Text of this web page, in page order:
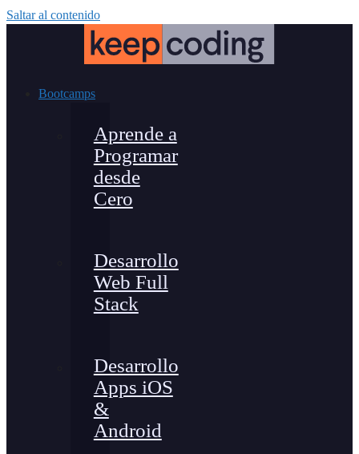
Saltar al contenido
Bootcamps
Aprende a
Programar
desde
Cero
Desarrollo
Web Full
Stack
Desarrollo
Apps iOS
&
Android